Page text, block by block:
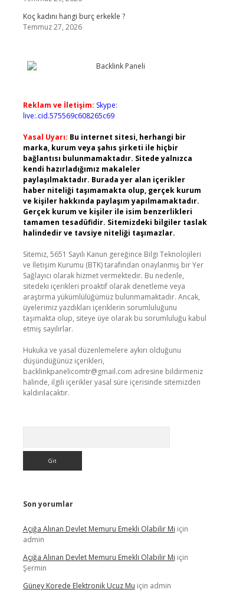
Koç kadını hangi burç erkekle ?
Temmuz 27, 2026
Reklam ve İletişim: Skype:
live:.cid.575569c608265c69
Yasal Uyarı: Bu internet sitesi, herhangi bir
marka, kurum veya şahıs şirketi ile hiçbir
bağlantısı bulunmamaktadır. Sitede yalnızca
kendi hazırladığımız makaleler
paylaşılmaktadır. Burada yer alan içerikler
haber niteliği taşımamakta olup, gerçek kurum
ve kişiler hakkında paylaşım yapılmamaktadır.
Gerçek kurum ve kişiler ile isim benzerlikleri
tamamen tesadüfidir. Sitemizdeki bilgiler taslak
halindedir ve tavsiye niteliği taşımazlar.
Sitemiz, 5651 Sayılı Kanun gereğince Bilgi Teknolojileri
ve İletişim Kurumu (BTK) tarafından onaylanmış bir Yer
Sağlayıcı olarak hizmet vermektedir. Bu nedenle,
sitedeki içerikleri proaktif olarak denetleme veya
araştırma yükümlülüğümüz bulunmamaktadır. Ancak,
üyelerimiz yazdıkları içeriklerin sorumluluğunu
taşımakta olup, siteye üye olarak bu sorumluluğu kabul
etmiş sayılırlar.
Hukuka ve yasal düzenlemelere aykırı olduğunu
düşündüğünüz içerikleri,
backlinkpanelicomtr@gmail.com adresine bildirmeniz
halinde, ilgili içerikler yasal süre içerisinde sitemizden
kaldırılacaktır.
Son yorumlar
Açığa Alınan Devlet Memuru Emekli Olabilir Mi için
admin
Açığa Alınan Devlet Memuru Emekli Olabilir Mi için
Şermin
Güney Korede Elektronik Ucuz Mu için admin